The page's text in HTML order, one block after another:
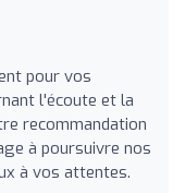
pour vos
l'écoute et la
recommandation
à poursuivre nos
à vos attentes.